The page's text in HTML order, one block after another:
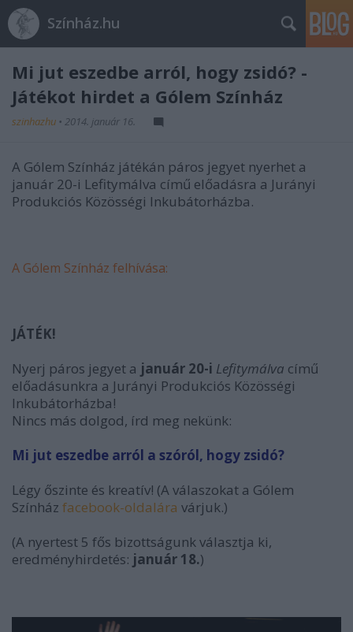
Színház.hu
Mi jut eszedbe arról, hogy zsidó? -
Játékot hirdet a Gólem Színház
szinhazhu • 2014. január 16.
A Gólem Színház játékán páros jegyet nyerhet a
január 20-i Lefitymálva című előadásra a Jurányi
Produkciós Közösségi Inkubátorházba.
A Gólem Színház felhívása:
JÁTÉK!
Nyerj páros jegyet a január 20-i Lefitymálva című
előadásunkra a Jurányi Produkciós Közösségi
Inkubátorházba!
Nincs más dolgod, írd meg nekünk:
Mi jut eszedbe arról a szóról, hogy zsidó?
Légy őszinte és kreatív! (A válaszokat a Gólem
Színház facebook-oldalára várjuk.)
(A nyertest 5 fős bizottságunk választja ki,
eredményhirdetés: január 18.)